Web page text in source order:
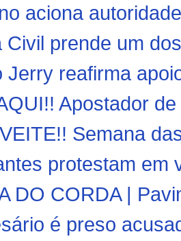
aciona
Civil prende um
Jerry reafirma
Apostador
Semana
protestam em
DO CORDA |
é preso